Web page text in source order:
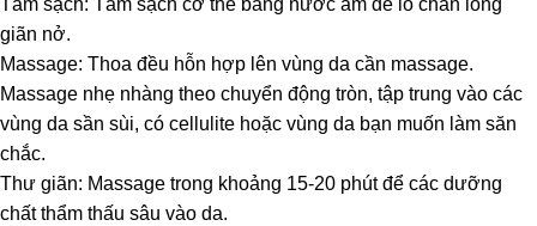
Tắm sạch: Tắm sạch cơ thể bằng nước ấm để lỗ chân lông
giãn nở.
Massage: Thoa đều hỗn hợp lên vùng da cần massage.
Massage nhẹ nhàng theo chuyển động tròn, tập trung vào các
vùng da sần sùi, có cellulite hoặc vùng da bạn muốn làm săn
chắc.
Thư giãn: Massage trong khoảng 15-20 phút để các dưỡng
chất thẩm thấu sâu vào da.